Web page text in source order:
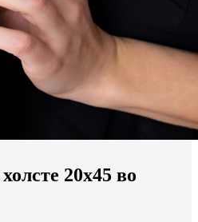
20х45 во